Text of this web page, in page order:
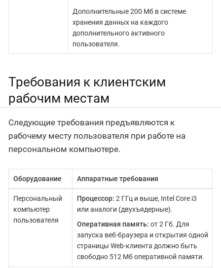
Дополнительные 200 Мб в системе
хранения данных на каждого
дополнительного активного
пользователя.
Требования к клиентским
рабочим местам
Следующие требования предъявляются к
рабочему месту пользователя при работе на
персональном компьютере.
Оборудование Аппаратные требования
Персональный
компьютер
пользователя
Процессор: 2 ГГц и выше, Intel Core i3
или аналоги (двухъядерные).
Оперативная память: от 2 Гб. Для
запуска веб-браузера и открытия одной
страницы Web-клиента должно быть
свободно 512 Мб оперативной памяти.